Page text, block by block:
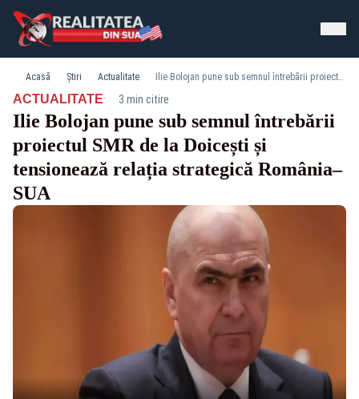
Acasă Știri Actualitate Ilie Bolojan pune sub semnul întrebării proiectul SMR de la Doicești și tensionează relația strategică România–SUA
ACTUALITATE· 3 min citire
Ilie Bolojan pune sub semnul întrebării
proiectul SMR de la Doicești și
tensionează relația strategică România–
SUA